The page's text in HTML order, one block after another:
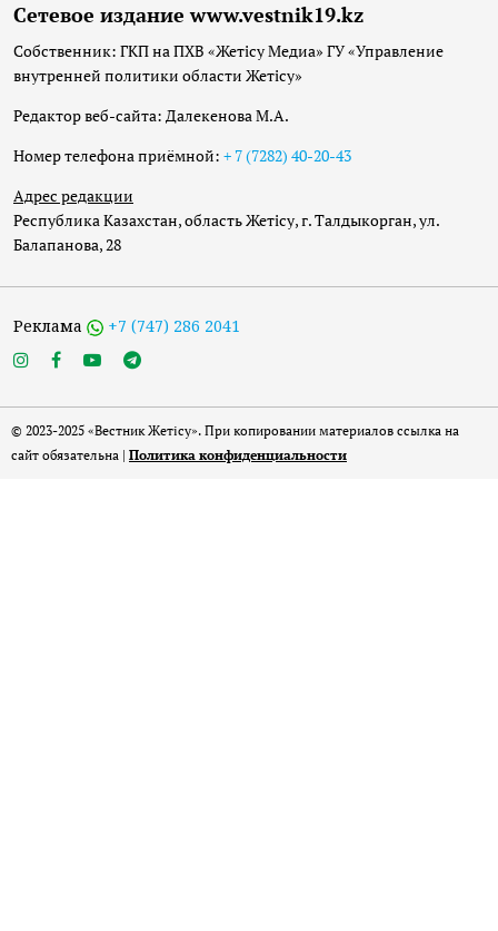
Сетевое издание www.vestnik19.kz
Собственник: ГКП на ПХВ «Жетісу Медиа» ГУ «Управление
внутренней политики области Жетісу»
Редактор веб-сайта: Далекенова М.А.
Номер телефона приёмной: + 7 (7282) 40-20-43
Адрес редакции
Республика Казахстан, область Жетісу, г. Талдыкорган, ул.
Балапанова, 28
Реклама +7 (747) 286 2041
© 2023-2025 «Вестник Жетісу». При копировании материалов ссылка на
сайт обязательна | Политика конфиденциальности